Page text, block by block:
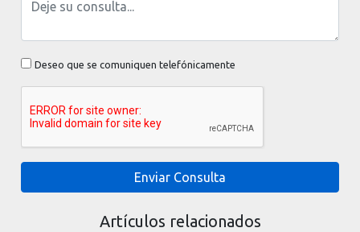
Deseo que se comuniquen telefónicamente
Enviar Consulta
Artículos relacionados